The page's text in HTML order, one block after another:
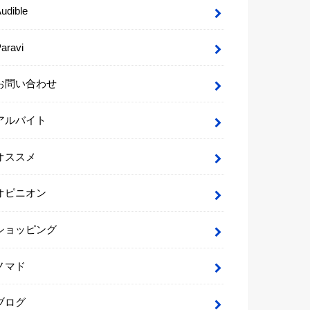
問い合わせ
ルバイト
ススメ
ピニオン
ョッピング
マド
ログ